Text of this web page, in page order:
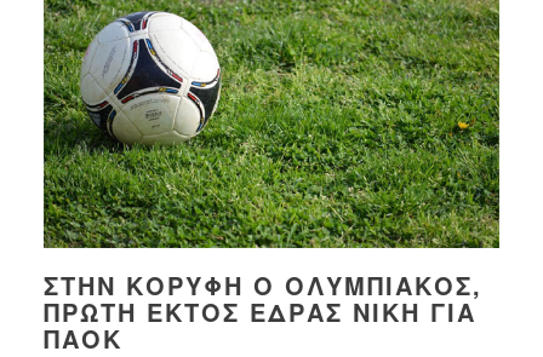
ΣΤΗΝ ΚΟΡΥΦΉ Ο ΟΛΥΜΠΙΑΚΌΣ,
ΠΡΏΤΗ ΕΚΤΌΣ ΈΔΡΑΣ ΝΊΚΗ ΓΙΑ
ΠΑΟΚ